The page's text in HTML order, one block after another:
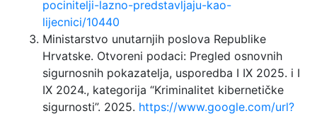
pocinitelji-lazno-predstavljaju-kao-
lijecnici/10440
Ministarstvo unutarnjih poslova Republike
Hrvatske. Otvoreni podaci: Pregled osnovnih
sigurnosnih pokazatelja, usporedba I IX 2025. i I
IX 2024., kategorija “Kriminalitet kibernetičke
sigurnosti”. 2025. https://www.google.com/url?